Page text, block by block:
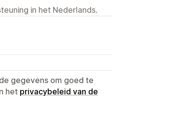
in het Nederlands.
gegevens om goed te
het privacybeleid van de